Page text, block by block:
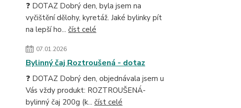
❓ DOTAZ Dobrý den, byla jsem na
vyčištění dělohy, kyretáž. Jaké bylinky pít
na lepší ho... číst celé
07.01.2026
Bylinný čaj Roztroušená - dotaz
❓ DOTAZ Dobrý den, objednávala jsem u
Vás vždy produkt: ROZTROUŠENÁ-
bylinný čaj 200g (k... číst celé